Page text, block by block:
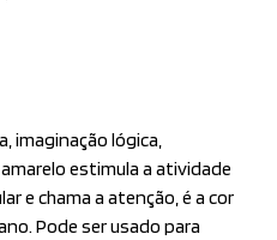
imaginação lógica,
estimula a atividade
e chama a atenção, é a cor
Pode ser usado para